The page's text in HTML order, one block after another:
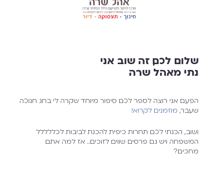
שלום לכם, זה שוב אני
נתי מאהל שרה
הפעם אני רוצה לספר לכם סיפור מיוחד שקרה לי בחג חנוכה
שעבר,מוזמנים לקרוא!
ושוב, הכנתי לכם תחרות כיפית להכנת לביבות לכללללל
המשפחה ויש גם פרסים שווים לזוכים… אז למה אתם
מחכים?